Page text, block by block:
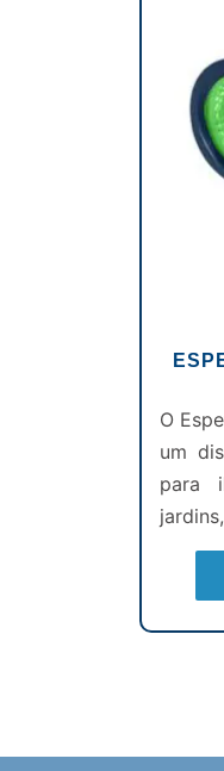
O
um
para